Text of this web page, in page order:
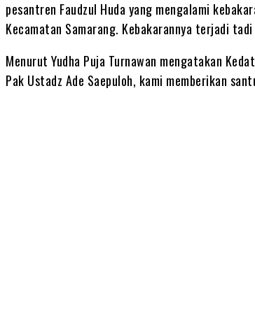
pesantren Faudzul Huda yang mengalami
Kecamatan Samarang. Kebakarannya terjadi
Menurut Yudha Puja Turnawan mengatakan
Pak Ustadz Ade Saepuloh, kami memberikan